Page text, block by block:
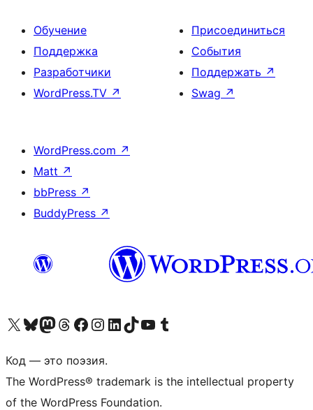
Обучение
Поддержка
Разработчики
WordPress.TV ↗
Присоединиться
События
Поддержать ↗
Swag ↗
WordPress.com ↗
Matt ↗
bbPress ↗
BuddyPress ↗
Посетите нас в X (ранее Twitter)
Посетите нашу учётную запись в Bluesky
Посетите нашу ленту в Mastodon
Посетите нашу учётную запись в Threads
Посетите нашу страницу на Facebook
Посетите наш Instagram
Посетите нашу страницу в LinkedIn
Посетите нашу учётную запись в TikTok
Посетите наш канал YouTube
Посетите нашу учётную запись в Tumblr
Код — это поэзия.
The WordPress® trademark is the intellectual property
of the WordPress Foundation.